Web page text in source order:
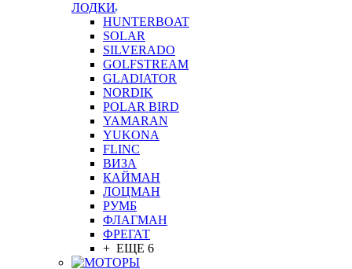
ЛОДКИ
HUNTERBOAT
SOLAR
SILVERADO
GOLFSTREAM
GLADIATOR
NORDIK
POLAR BIRD
YAMARAN
YUKONA
FLINC
ВИЗА
КАЙМАН
ЛОЦМАН
РУМБ
ФЛАГМАН
ФРЕГАТ
+ ЕЩЕ 6